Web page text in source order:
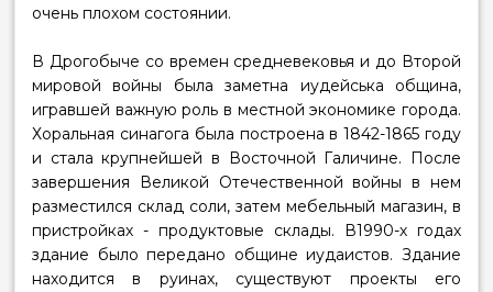
очень плохом состоянии.
В Дрогобыче со времен средневековья и до Второй
мировой войны была заметна иудейська община,
игравшей важную роль в местной экономике города.
Хоральная синагога была построена в 1842-1865 году
и стала крупнейшей в Восточной Галичине. После
завершения Великой Отечественной войны в нем
разместился склад соли, затем мебельный магазин, в
пристройках - продуктовые склады. В1990-х годах
здание было передано общине иудаистов. Здание
находится в руинах, существуют проекты его